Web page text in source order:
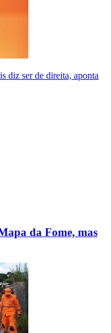
diz ser de direita, aponta
da Fome, mas